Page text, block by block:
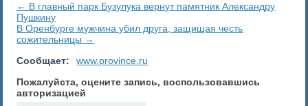
← В главный парк Бузулука вернут памятник Александру
Пушкину
В Оренбурге мужчина убил друга, защищая честь
сожительницы →
Сообщает:
www.province.ru
Пожалуйста, оцените запись, воспользовавшись
авторизацией